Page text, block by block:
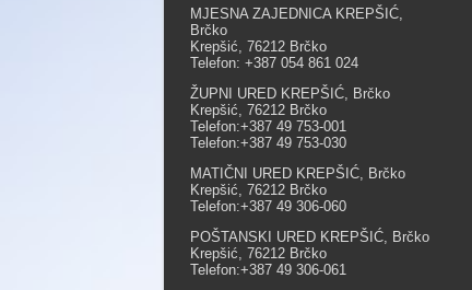
MJESNA ZAJEDNICA KREPŠIĆ,
Brčko
Krepšić, 76212 Brčko
Telefon: +387 054 861 024
ŽUPNI URED KREPŠIĆ, Brčko
Krepšić, 76212 Brčko
Telefon:+387 49 753-001
Telefon:+387 49 753-030
MATIČNI URED KREPŠIĆ, Brčko
Krepšić, 76212 Brčko
Telefon:+387 49 306-060
POŠTANSKI URED KREPŠIĆ, Brčko
Krepšić, 76212 Brčko
Telefon:+387 49 306-061